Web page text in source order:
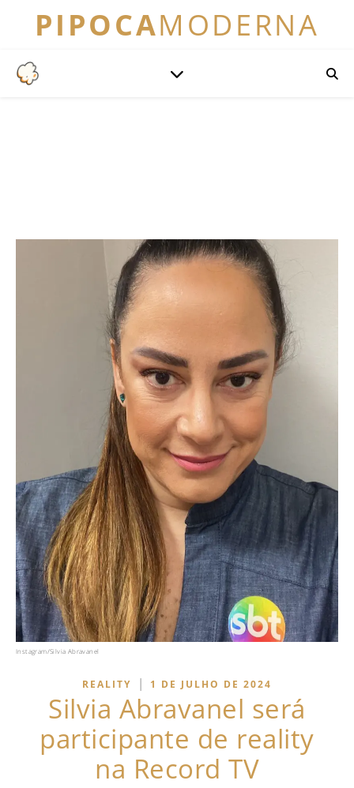
PIPOCAMODERNA
Instagram/Silvia Abravanel
REALITY | 1 DE JULHO DE 2024
Silvia Abravanel será
participante de reality
na Record TV